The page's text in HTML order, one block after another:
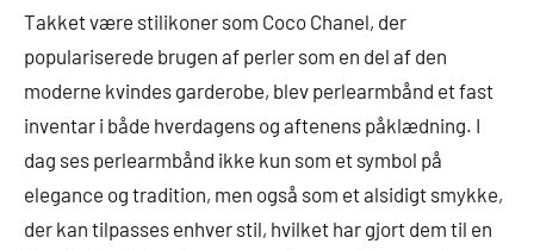
Takket være stilikoner som Coco Chanel, der
populariserede brugen af perler som en del af den
moderne kvindes garderobe, blev perlearmbånd et fast
inventar i både hverdagens og aftenens påklædning. I
dag ses perlearmbånd ikke kun som et symbol på
elegance og tradition, men også som et alsidigt smykke,
der kan tilpasses enhver stil, hvilket har gjort dem til en